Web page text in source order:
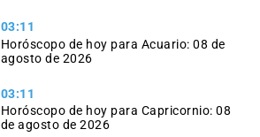
03:11
Horóscopo de hoy para Acuario: 08 de
agosto de 2026
03:11
Horóscopo de hoy para Capricornio: 08
de agosto de 2026